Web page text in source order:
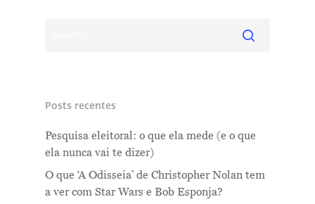
Posts recentes
Pesquisa eleitoral: o que ela mede (e o que
ela nunca vai te dizer)
O que ‘A Odisseia’ de Christopher Nolan tem
a ver com Star Wars e Bob Esponja?